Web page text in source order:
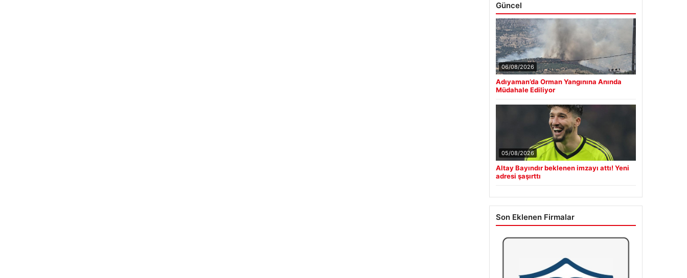
Güncel
06/08/2026
Adıyaman’da Orman Yangınına Anında
Müdahale Ediliyor
05/08/2026
Altay Bayındır beklenen imzayı attı! Yeni
adresi şaşırttı
Son Eklenen Firmalar